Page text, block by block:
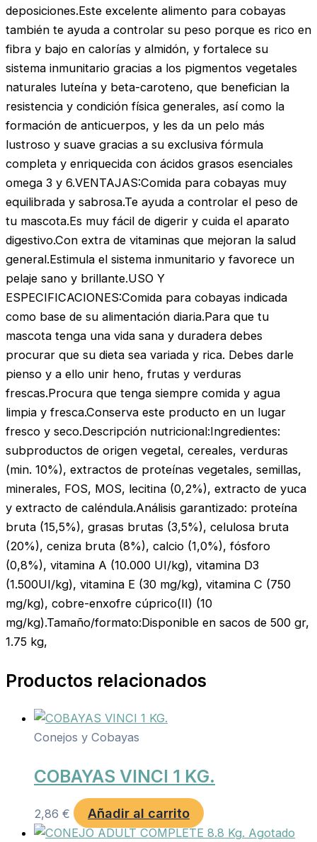
deposiciones.Este excelente alimento para cobayas
también te ayuda a controlar su peso porque es rico en
fibra y bajo en calorías y almidón, y fortalece su
sistema inmunitario gracias a los pigmentos vegetales
naturales luteína y beta-caroteno, que benefician la
resistencia y condición física generales, así como la
formación de anticuerpos, y les da un pelo más
lustroso y suave gracias a su exclusiva fórmula
completa y enriquecida con ácidos grasos esenciales
omega 3 y 6.VENTAJAS:Comida para cobayas muy
equilibrada y sabrosa.Te ayuda a controlar el peso de
tu mascota.Es muy fácil de digerir y cuida el aparato
digestivo.Con extra de vitaminas que mejoran la salud
general.Estimula el sistema inmunitario y favorece un
pelaje sano y brillante.USO Y
ESPECIFICACIONES:Comida para cobayas indicada
como base de su alimentación diaria.Para que tu
mascota tenga una vida sana y duradera debes
procurar que su dieta sea variada y rica. Debes darle
pienso y a ello unir heno, frutas y verduras
frescas.Procura que tenga siempre comida y agua
limpia y fresca.Conserva este producto en un lugar
fresco y seco.Descripción nutricional:Ingredientes:
subproductos de origen vegetal, cereales, verduras
(min. 10%), extractos de proteínas vegetales, semillas,
minerales, FOS, MOS, lecitina (0,2%), extracto de yuca
y extracto de caléndula.Análisis garantizado: proteína
bruta (15,5%), grasas brutas (3,5%), celulosa bruta
(20%), ceniza bruta (8%), calcio (1,0%), fósforo
(0,8%), vitamina A (10.000 UI/kg), vitamina D3
(1.500UI/kg), vitamina E (30 mg/kg), vitamina C (750
mg/kg), cobre-enxofre cúprico(II) (10
mg/kg).Tamaño/formato:Disponible en sacos de 500 gr,
1.75 kg,
Productos relacionados
Conejos y Cobayas
COBAYAS VINCI 1 KG.
2,86 € Añadir al carrito
Agotado